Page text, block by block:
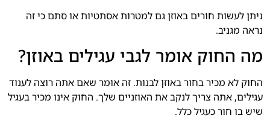
ניתן לעשות חורים באוזן גם למטרות אסתטיות או סתם כי זה
נראה מגניב.
מה החוק אומר לגבי עגילים באוזן?
החוק לא מכיר בחור באוזן לבנות. זה אומר שאם אתה רוצה לענוד
עגילים, אתה צריך לנקב את האוזניים שלך. החוק אינו מכיר בעגיל
שיש בו חור כעגיל כלל.